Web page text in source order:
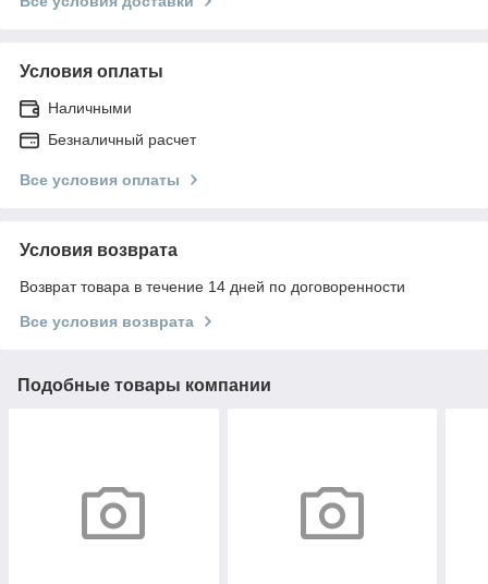
Условия оплаты
Наличными
Безналичный расчет
Все условия оплаты
Условия возврата
Возврат товара в течение 14 дней по договоренности
Все условия возврата
Подобные товары компании